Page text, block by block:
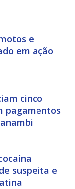
e
em ação
cinco
pagamentos
suspeita e